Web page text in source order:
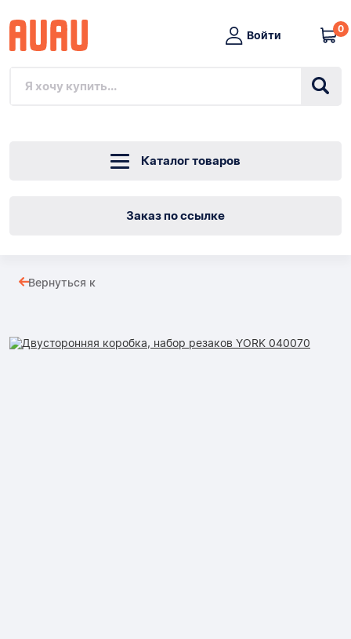
Войти
0
Каталог товаров
Заказ по ссылке
набор
Вернуться к